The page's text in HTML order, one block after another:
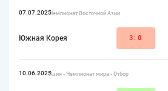
07.07.2025Чемпионат Восточной Азии
Южная Корея 3: 0
10.06.2025Азия - Чемпионат мира - Отбор